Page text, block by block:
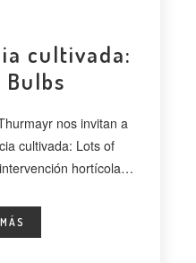
cultivada:
nos invitan a
cultivada: Lots of
hortícola